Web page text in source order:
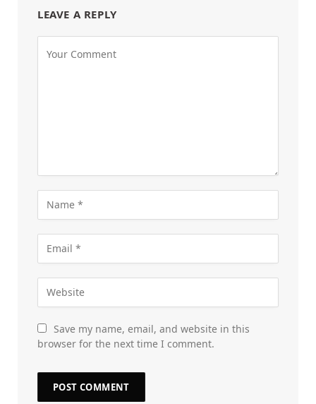
LEAVE A REPLY
Save my name, email, and website in this
browser for the next time I comment.